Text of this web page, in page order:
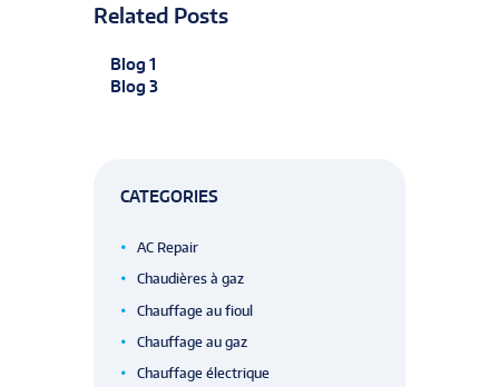
Related Posts
Blog 1
Blog 3
CATEGORIES
AC Repair
Chaudières à gaz
Chauffage au fioul
Chauffage au gaz
Chauffage électrique